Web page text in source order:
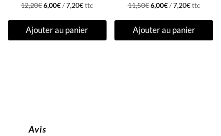
12,20€Le
initial
était :
6,00€Le
actuel
est :
/7,20€ttc
Ajouter au panier
11,50€Le
initial
était :
6,00€Le
actuel
est :
/7,20€ttc
Ajouter au panier
Avis